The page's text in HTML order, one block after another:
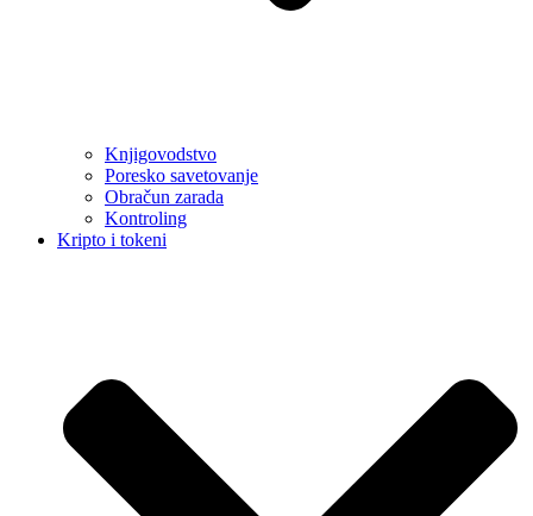
Knjigovodstvo
Poresko savetovanje
Obračun zarada
Kontroling
Kripto i tokeni